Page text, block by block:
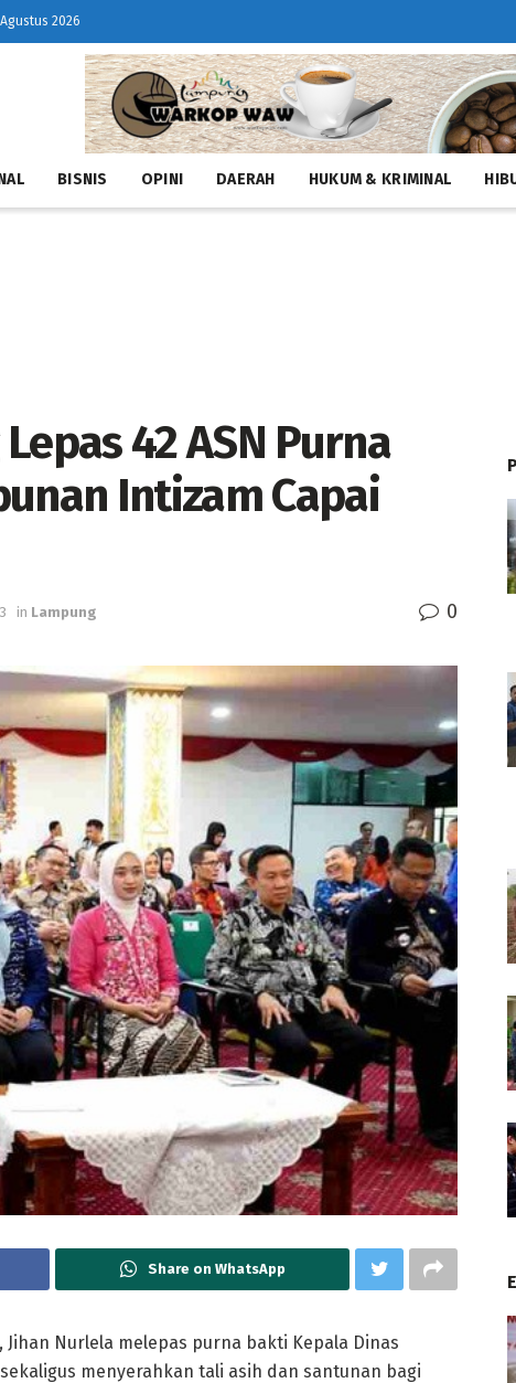
2026
BISNIS OPINI DAERAH HUKUM & KRIMINAL
42 ASN Purna
Intizam Capai
in Lampung 0
Share on WhatsApp
Jihan Nurlela melepas purna bakti Kepala Dinas
menyerahkan tali asih dan santunan bagi